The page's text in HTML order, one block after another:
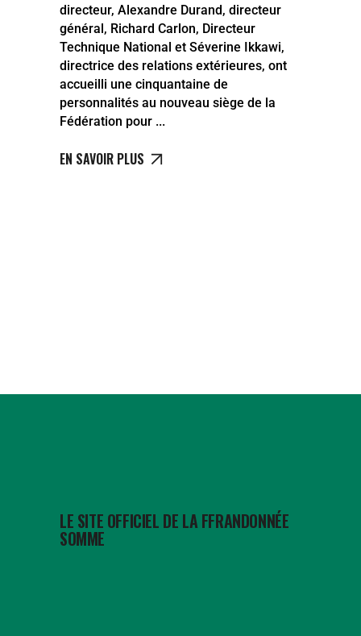
directeur, Alexandre Durand, directeur
général, Richard Carlon, Directeur
Technique National et Séverine Ikkawi,
directrice des relations extérieures, ont
accueilli une cinquantaine de
personnalités au nouveau siège de la
Fédération pour
EN SAVOIR PLUS
LE SITE OFFICIEL DE LA FFRANDONNÉE
SOMME